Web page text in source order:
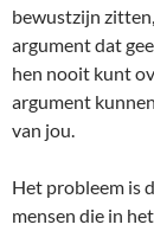
bewustzijn
argument dat
hen nooit kunt
argument
van jou.
Het probleem is
mensen die in